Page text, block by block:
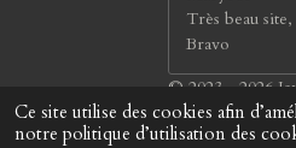
Ce site utilise des cookies afin
notre politique d’utilisation des
Très beau
Bravo
© 2023 - 2026